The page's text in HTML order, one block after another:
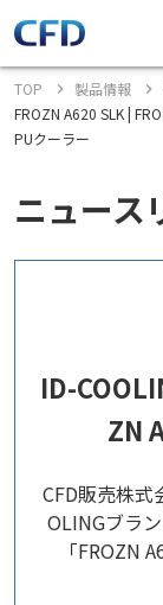
TOP 製品情報
FROZN A620 SLK |
PUクーラー
ニュース
ID-
ZN
CFD販売株式
OLINGブラ
「FROZN